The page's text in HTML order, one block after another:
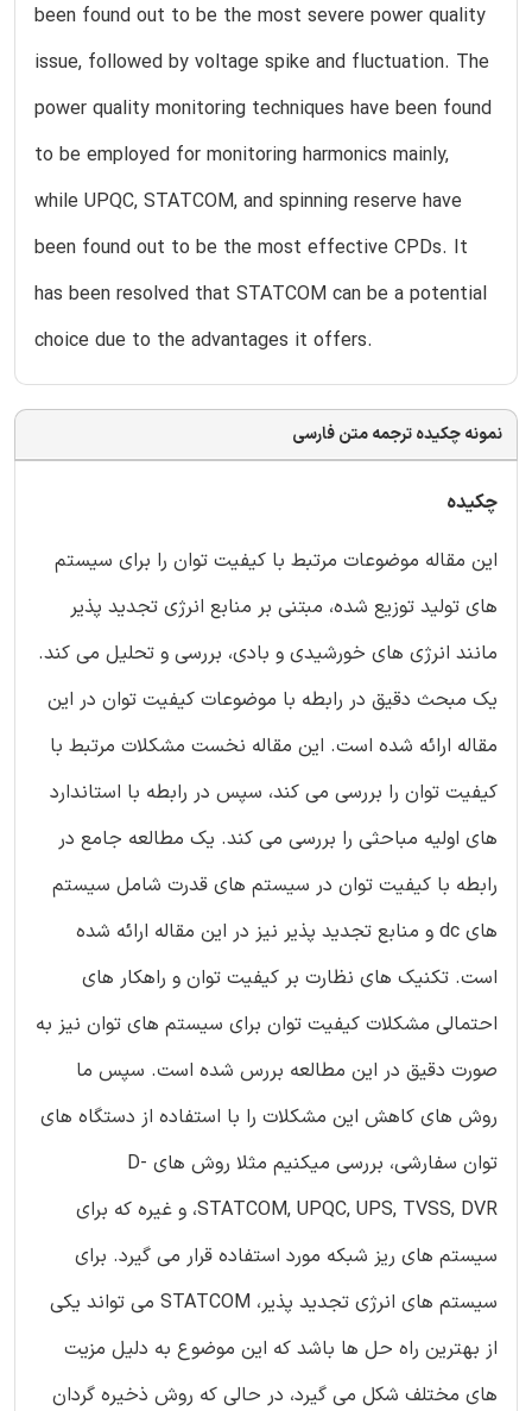
been found out to be the most severe power quality
issue, followed by voltage spike and fluctuation. The
power quality monitoring techniques have been found
to be employed for monitoring harmonics mainly,
while UPQC, STATCOM, and spinning reserve have
been found out to be the most effective CPDs. It
has been resolved that STATCOM can be a potential
choice due to the advantages it offers.
نمونه چکیده ترجمه متن فارسی
چکیده
این مقاله موضوعات مرتبط با کیفیت توان را برای سیستم
های تولید توزیع شده، مبتنی بر منابع انرژی تجدید پذیر
مانند انرژی های خورشیدی و بادی، بررسی و تحلیل می کند.
یک مبحث دقیق در رابطه با موضوعات کیفیت توان در این
مقاله ارائه شده است. این مقاله نخست مشکلات مرتبط با
کیفیت توان را بررسی می کند، سپس در رابطه با استاندارد
های اولیه مباحثی را بررسی می کند. یک مطالعه جامع در
رابطه با کیفیت توان در سیستم های قدرت شامل سیستم
های dc و منابع تجدید پذیر نیز در این مقاله ارائه شده
است. تکنیک های نظارت بر کیفیت توان و راهکار های
احتمالی مشکلات کیفیت توان برای سیستم های توان نیز به
صورت دقیق در این مطالعه بررس شده است. سپس ما
روش های کاهش این مشکلات را با استفاده از دستگاه های
توان سفارشی، بررسی میکنیم مثلا روش های D-
STATCOM, UPQC, UPS, TVSS, DVR، و غیره که برای
سیستم های ریز شبکه مورد استفاده قرار می گیرد. برای
سیستم های انرژی تجدید پذیر، STATCOM می تواند یکی
از بهترین راه حل ها باشد که این موضوع به دلیل مزیت
های مختلف شکل می گیرد، در حالی که روش ذخیره گردان